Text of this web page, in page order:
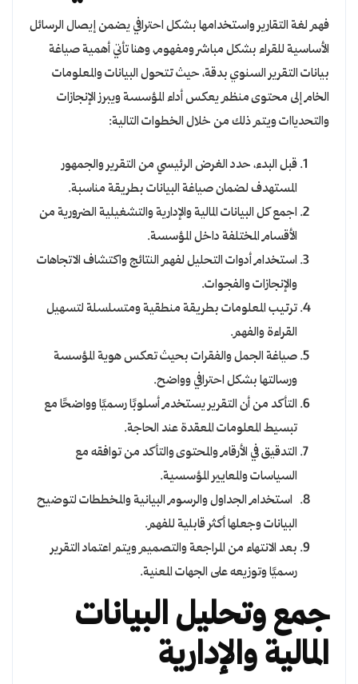
فهم لغة التقارير واستخدامها بشكل احترافي يضمن إيصال الرسائل
الأساسية للقراء بشكل مباشر ومفهوم، وهنا تأتي أهمية صياغة
بيانات التقرير السنوي بدقة، حيث تتحول البيانات والمعلومات
الخام إلى محتوى منظم يعكس أداء المؤسسة ويبرز الإنجازات
والتحدياات ويتم ذلك من خلال الخطوات التالية:
قبل البدء، حدد الغرض الرئيسي من التقرير والجمهور
المستهدف لضمان صياغة البيانات بطريقة مناسبة.
اجمع كل البيانات المالية والإدارية والتشغيلية الضرورية من
الأقسام المختلفة داخل المؤسسة.
استخدام أدوات التحليل لفهم النتائج واكتشاف الاتجاهات
والإنجازات والفجوات.
ترتيب المعلومات بطريقة منطقية ومتسلسلة لتسهيل
القراءة والفهم.
صياغة الجمل والفقرات بحيث تعكس هوية المؤسسة
ورسالتها بشكل احترافي وواضح.
التأكد من أن التقرير يستخدم أسلوبًا رسميًا وواضحًا مع
تبسيط المعلومات المعقدة عند الحاجة.
التدقيق في الأرقام والمحتوى والتأكد من توافقه مع
السياسات والمعايير المؤسسية.
استخدام الجداول والرسوم البيانية والمخططات لتوضيح
البيانات وجعلها أكثر قابلية للفهم.
بعد الانتهاء من المراجعة والتصميم ويتم اعتماد التقرير
رسميًا وتوزيعه على الجهات المعنية.
جمع وتحليل البيانات
المالية والإدارية